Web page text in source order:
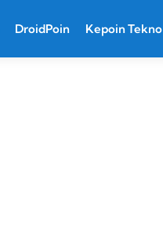
DroidPoin Kepoin Tekno